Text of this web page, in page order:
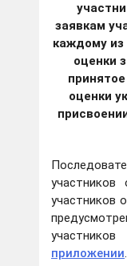
заявкам
каждому из
оценки
оценки
участников
участников
приложении.